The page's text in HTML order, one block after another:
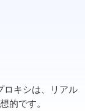
ロキシは、リアル
的です。